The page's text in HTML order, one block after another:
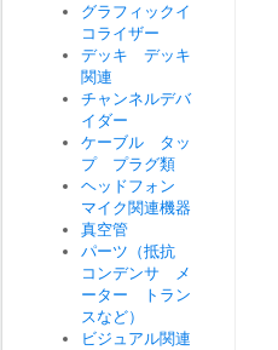
グラフィックイ
コライザー
デッキ デッキ
関連
チャンネルデバ
イダー
ケーブル タッ
プ プラグ類
ヘッドフォン
マイク関連機器
真空管
パーツ（抵抗
コンデンサ メ
ーター トラン
スなど）
ビジュアル関連